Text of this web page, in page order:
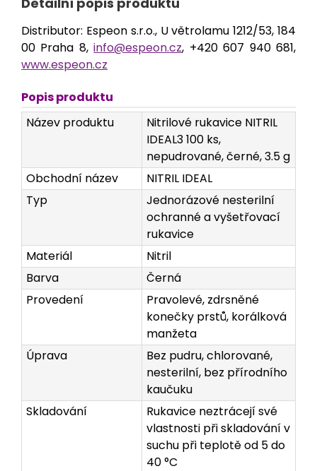
Distributor: Espeon s.r.o., U větrolamu 1212/53, 184
00 Praha 8,info@espeon.cz, +420 607 940 681,
www.espeon.cz
Popis produktu
Název produktu
Nitrilové rukavice NITRIL
IDEAL3 100 ks,
nepudrované, černé, 3.5 g
Obchodní název
NITRIL IDEAL
Typ
Jednorázové nesterilní
ochranné a vyšetřovací
rukavice
Materiál
Nitril
Barva
Černá
Provedení
Pravolevé, zdrsněné
konečky prstů, korálková
manžeta
Úprava
Bez pudru, chlorované,
nesterilní, bez přírodního
kaučuku
Skladování
Rukavice neztrácejí své
vlastnosti při skladování v
suchu při teplotě od 5 do
40 °C